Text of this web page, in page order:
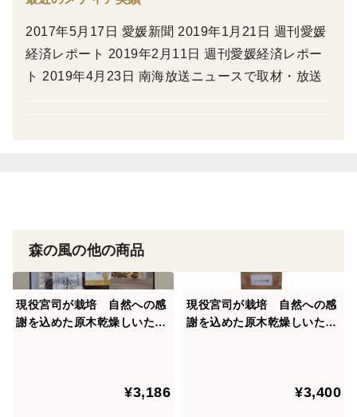
＜産地の特徴＞
清流四万十川の愛媛県側源流に位置する鬼北町日吉地
2017年5月17日 愛媛新聞 2019年1月21日 週刊愛媛
経済レポート 2019年2月11日 週刊愛媛経済レポー
ト 2019年4月23日 南海放送ニュースで取材・放送
森の風の他の商品
現役宮司が栽培 自然への感
謝を込めた原木乾燥しいたけ
¥3,186
現役宮司が栽培 自然への感
謝を込めた原木乾燥しいた
¥3,400